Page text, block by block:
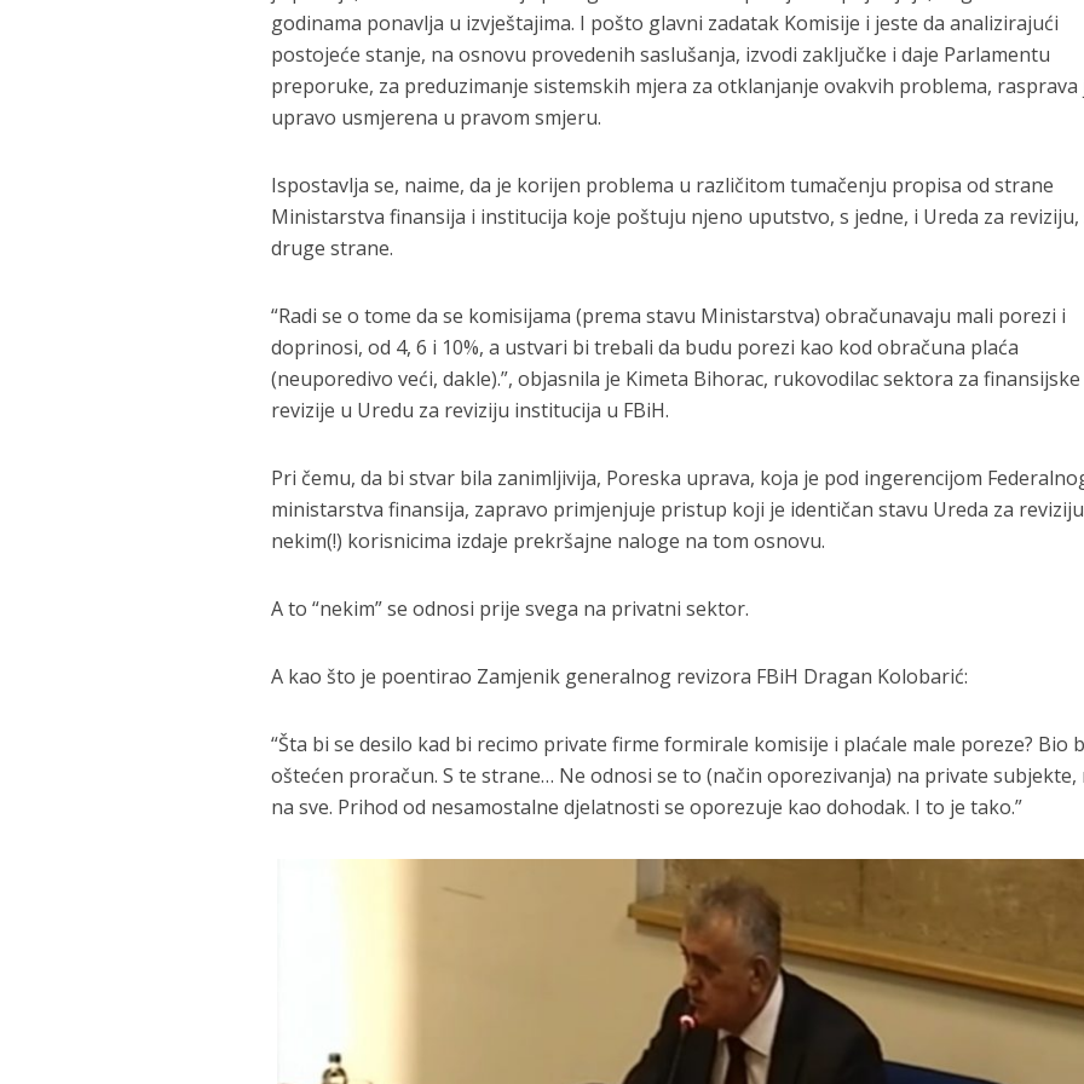
godinama ponavlja u izvještajima. I pošto glavni zadatak Komisije i jeste da analizirajući
postojeće stanje, na osnovu provedenih saslušanja, izvodi zaključke i daje Parlamentu
preporuke, za preduzimanje sistemskih mjera za otklanjanje ovakvih problema, rasprava
upravo usmjerena u pravom smjeru.
Ispostavlja se, naime, da je korijen problema u različitom tumačenju propisa od strane
Ministarstva finansija i institucija koje poštuju njeno uputstvo, s jedne, i Ureda za reviziju,
druge strane.
“Radi se o tome da se komisijama (prema stavu Ministarstva) obračunavaju mali porezi i
doprinosi, od 4, 6 i 10%, a ustvari bi trebali da budu porezi kao kod obračuna plaća
(neuporedivo veći, dakle).”, objasnila je Kimeta Bihorac, rukovodilac sektora za finansijske
revizije u Uredu za reviziju institucija u FBiH.
Pri čemu, da bi stvar bila zanimljivija, Poreska uprava, koja je pod ingerencijom
ministarstva finansija, zapravo primjenjuje pristup koji je identičan stavu Ureda za
nekim(!) korisnicima izdaje prekršajne naloge na tom osnovu.
A to “nekim” se odnosi prije svega na privatni sektor.
A kao što je poentirao Zamjenik generalnog revizora FBiH Dragan Kolobarić:
“Šta bi se desilo kad bi recimo private firme formirale komisije i plaćale male poreze? Bio
oštećen proračun. S te strane… Ne odnosi se to (način oporezivanja) na private subjekte,
na sve. Prihod od nesamostalne djelatnosti se oporezuje kao dohodak. I to je tako.”